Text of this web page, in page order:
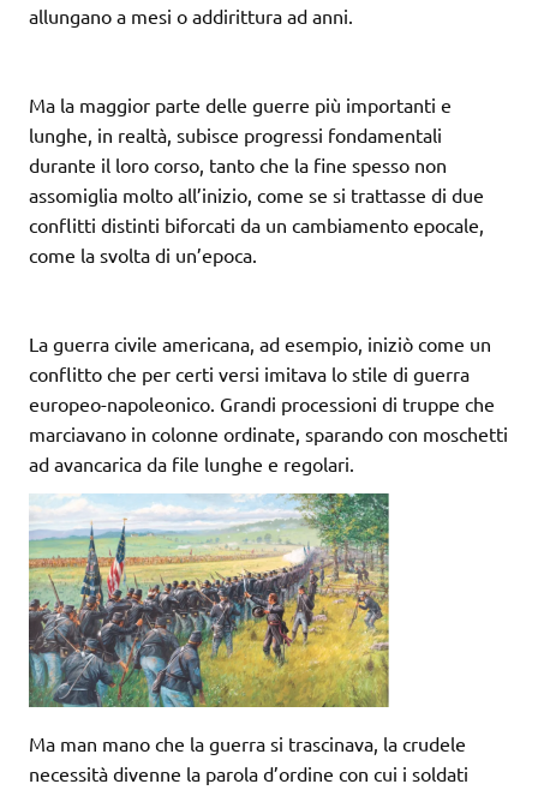
allungano a mesi o addirittura ad anni.
Ma la maggior parte delle guerre più importanti e
lunghe, in realtà, subisce progressi fondamentali
durante il loro corso, tanto che la fine spesso non
assomiglia molto all’inizio, come se si trattasse di due
conflitti distinti biforcati da un cambiamento epocale,
come la svolta di un’epoca.
La guerra civile americana, ad esempio, iniziò come un
conflitto che per certi versi imitava lo stile di guerra
europeo-napoleonico. Grandi processioni di truppe che
marciavano in colonne ordinate, sparando con moschetti
ad avancarica da file lunghe e regolari.
Ma man mano che la guerra si trascinava, la crudele
necessità divenne la parola d’ordine con cui i soldati